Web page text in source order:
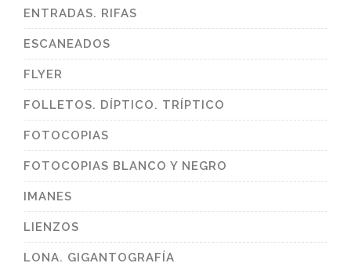
ENTRADAS. RIFAS
ESCANEADOS
FLYER
FOLLETOS. DÍPTICO. TRÍPTICO
FOTOCOPIAS
FOTOCOPIAS BLANCO Y NEGRO
IMANES
LIENZOS
LONA. GIGANTOGRAFÍA